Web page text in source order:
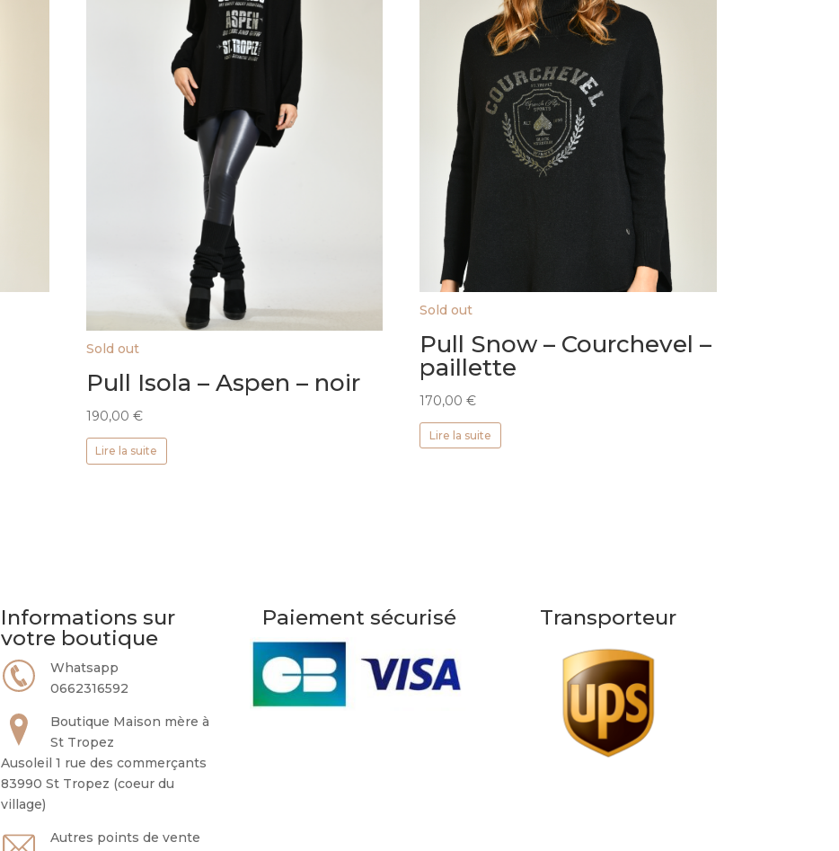
Sold out
Pull Isola – Aspen – noir
190,00 €
Lire la suite
Sold out
Pull Snow – Courchevel –
paillette
170,00€
Lire la suite
Informations sur
votre boutique
Whatsapp
0662316592
Boutique Maison mère à
St Tropez
Ausoleil 1 rue des commerçants
83990 St Tropez (coeur du
village)
Autres points de vente
Paiement sécurisé Transporteur